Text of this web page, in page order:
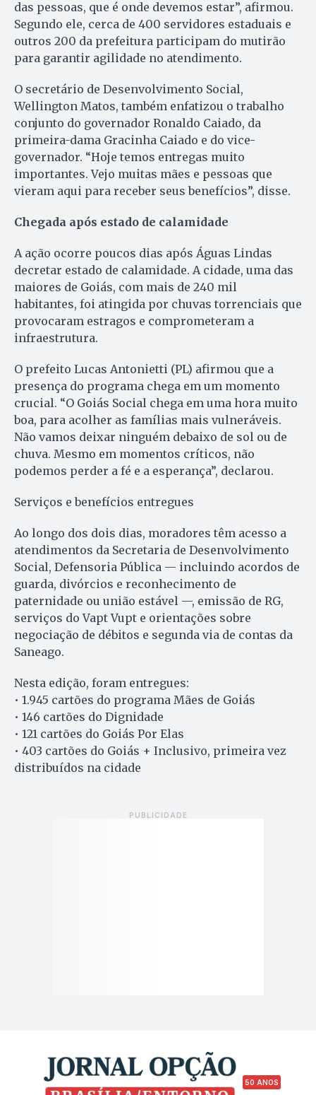
das pessoas, que é onde devemos estar”, afirmou.
Segundo ele, cerca de 400 servidores estaduais e
outros 200 da prefeitura participam do mutirão
para garantir agilidade no atendimento.
O secretário de Desenvolvimento Social,
Wellington Matos, também enfatizou o trabalho
conjunto do governador Ronaldo Caiado, da
primeira-dama Gracinha Caiado e do vice-
governador. “Hoje temos entregas muito
importantes. Vejo muitas mães e pessoas que
vieram aqui para receber seus benefícios”, disse.
Chegada após estado de calamidade
A ação ocorre poucos dias após Águas Lindas
decretar estado de calamidade. A cidade, uma das
maiores de Goiás, com mais de 240 mil
habitantes, foi atingida por chuvas torrenciais que
provocaram estragos e comprometeram a
infraestrutura.
O prefeito Lucas Antonietti (PL) afirmou que a
presença do programa chega em um momento
crucial. “O Goiás Social chega em uma hora muito
boa, para acolher as famílias mais vulneráveis.
Não vamos deixar ninguém debaixo de sol ou de
chuva. Mesmo em momentos críticos, não
podemos perder a fé e a esperança”, declarou.
Serviços e benefícios entregues
Ao longo dos dois dias, moradores têm acesso a
atendimentos da Secretaria de Desenvolvimento
Social, Defensoria Pública — incluindo acordos de
guarda, divórcios e reconhecimento de
paternidade ou união estável —, emissão de RG,
serviços do Vapt Vupt e orientações sobre
negociação de débitos e segunda via de contas da
Saneago.
Nesta edição, foram entregues:
• 1.945 cartões do programa Mães de Goiás
• 146 cartões do Dignidade
• 121 cartões do Goiás Por Elas
• 403 cartões do Goiás + Inclusivo, primeira vez
distribuídos na cidade
50 ANOS